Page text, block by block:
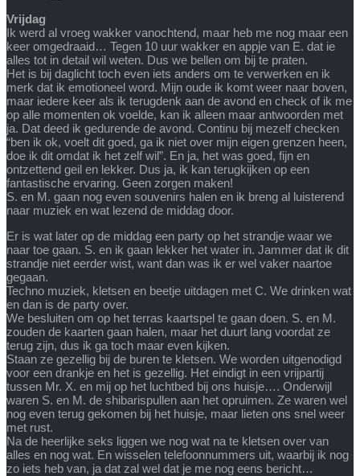
Vrijdag
Ik werd al vroeg wakker vanochtend, maar heb me nog maar een
keer omgedraaid… Tegen 10 uur wakker en appje van E. dat ie
alles tot in detail wil weten. Dus we bellen om bij te praten.
Het is bij daglicht toch even iets anders om te verwerken en ik
merk dat ik emotioneel word. Mijn oude ik komt weer naar boven,
maar iedere keer als ik terugdenk aan de avond en check of ik me
op alle momenten ok voelde, kan ik alleen maar antwoorden met
ja. Dat deed ik gedurende de avond. Continu bij mezelf checken
“ben ik ok, voelt dit goed, ga ik niet over mijn eigen grenzen heen,
doe ik dit omdat ik het zelf wil”. En ja, het was goed, fijn en
ontzettend geil en lekker. Dus ja, ik kan terugkijken op een
fantastische ervaring. Geen zorgen maken!
S. en M. gaan nog even souvenirs halen en ik breng al luisterend
naar muziek en wat lezend de middag door.
Er is wat later op de middag een party op het strandje waar we
naar toe gaan. S. en ik gaan lekker het water in. Jammer dat ik dit
strandje niet eerder wist, want dan was ik er wel vaker naartoe
gegaan.
Techno muziek, kletsen en beetje uitdagen met C. We drinken wat
en dan is de party over.
We besluiten om op het terras kaartspel te gaan doen. S. en M.
zouden de kaarten gaan halen, maar het duurt lang voordat ze
terug zijn, dus ik ga toch maar even kijken.
Staan ze gezellig bij de buren te kletsen. We worden uitgenodigd
voor een drankje en het is gezellig. Het eindigt in een vrijpartij
tussen Mr. X. en mij op het luchtbed bij ons huisje…. Onderwijl
waren S. en M. de shibarispullen aan het opruimen. Ze waren wel
nog even terug gekomen bij het huisje, maar lieten ons snel weer
met rust.
Na de heerlijke seks liggen we nog wat na te kletsen over van
alles en nog wat. En wisselen telefoonnummers uit, waarbij ik nog
zo iets heb van, ja dat zal wel dat je me nog eens bericht…